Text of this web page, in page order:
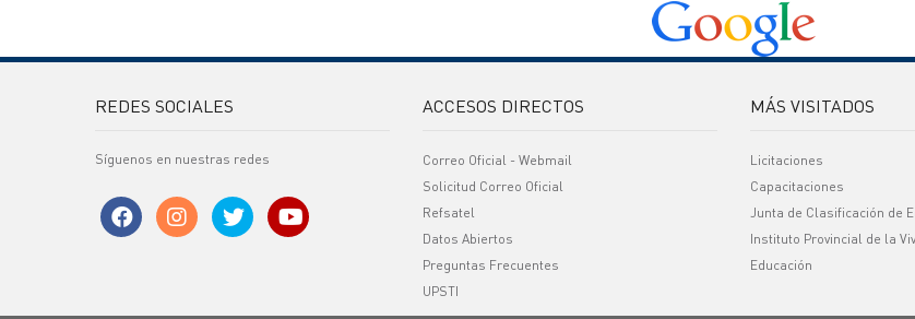
REDES SOCIALES
Síguenos en nuestras redes
ACCESOS DIRECTOS
Correo Oficial - Webmail
Solicitud Correo Oficial
Refsatel
Datos Abiertos
Preguntas Frecuentes
UPSTI
MÁS VISITADOS
Licitaciones
Capacitaciones
Junta de Clasificación de
Instituto Provincial de la
Educación